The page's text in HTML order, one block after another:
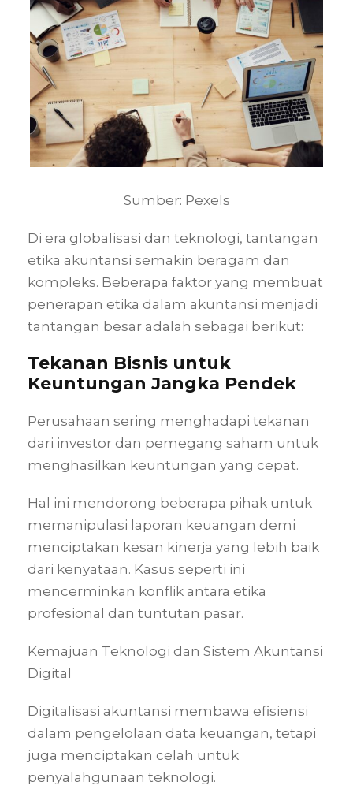
Sumber: Pexels
Di era globalisasi dan teknologi, tantangan
etika akuntansi semakin beragam dan
kompleks. Beberapa faktor yang membuat
penerapan etika dalam akuntansi menjadi
tantangan besar adalah sebagai berikut:
Tekanan Bisnis untuk
Keuntungan Jangka Pendek
Perusahaan sering menghadapi tekanan
dari investor dan pemegang saham untuk
menghasilkan keuntungan yang cepat.
Hal ini mendorong beberapa pihak untuk
memanipulasi laporan keuangan demi
menciptakan kesan kinerja yang lebih baik
dari kenyataan. Kasus seperti ini
mencerminkan konflik antara etika
profesional dan tuntutan pasar.
Kemajuan Teknologi dan Sistem Akuntansi
Digital
Digitalisasi akuntansi membawa efisiensi
dalam pengelolaan data keuangan, tetapi
juga menciptakan celah untuk
penyalahgunaan teknologi.